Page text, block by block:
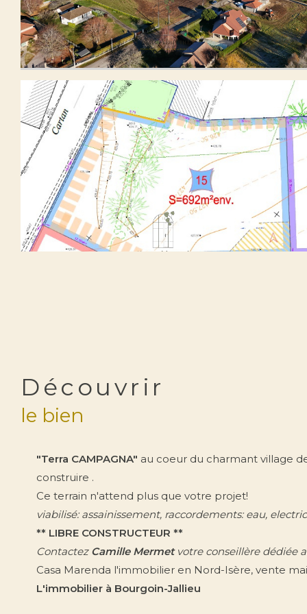
découvrir
le bien
"Terra CAMPAGNA" au coeur du charmant village
construire .
Ce terrain n'attend plus que votre projet!
viabilisé: assainissement, raccordements: eau,
** LIBRE CONSTRUCTEUR **
Contactez Camille Mermetvotre conseillère dédiée
Casa Marenda l'immobilier en Nord-Isère, vente
L'immobilier à Bourgoin-Jallieu